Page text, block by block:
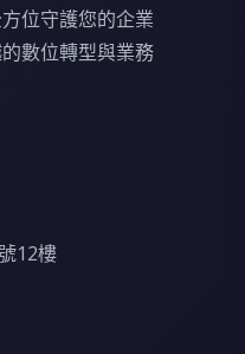
位守護您的企業
數位轉型與業務
12樓